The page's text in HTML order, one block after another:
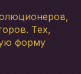
Тех,
форму